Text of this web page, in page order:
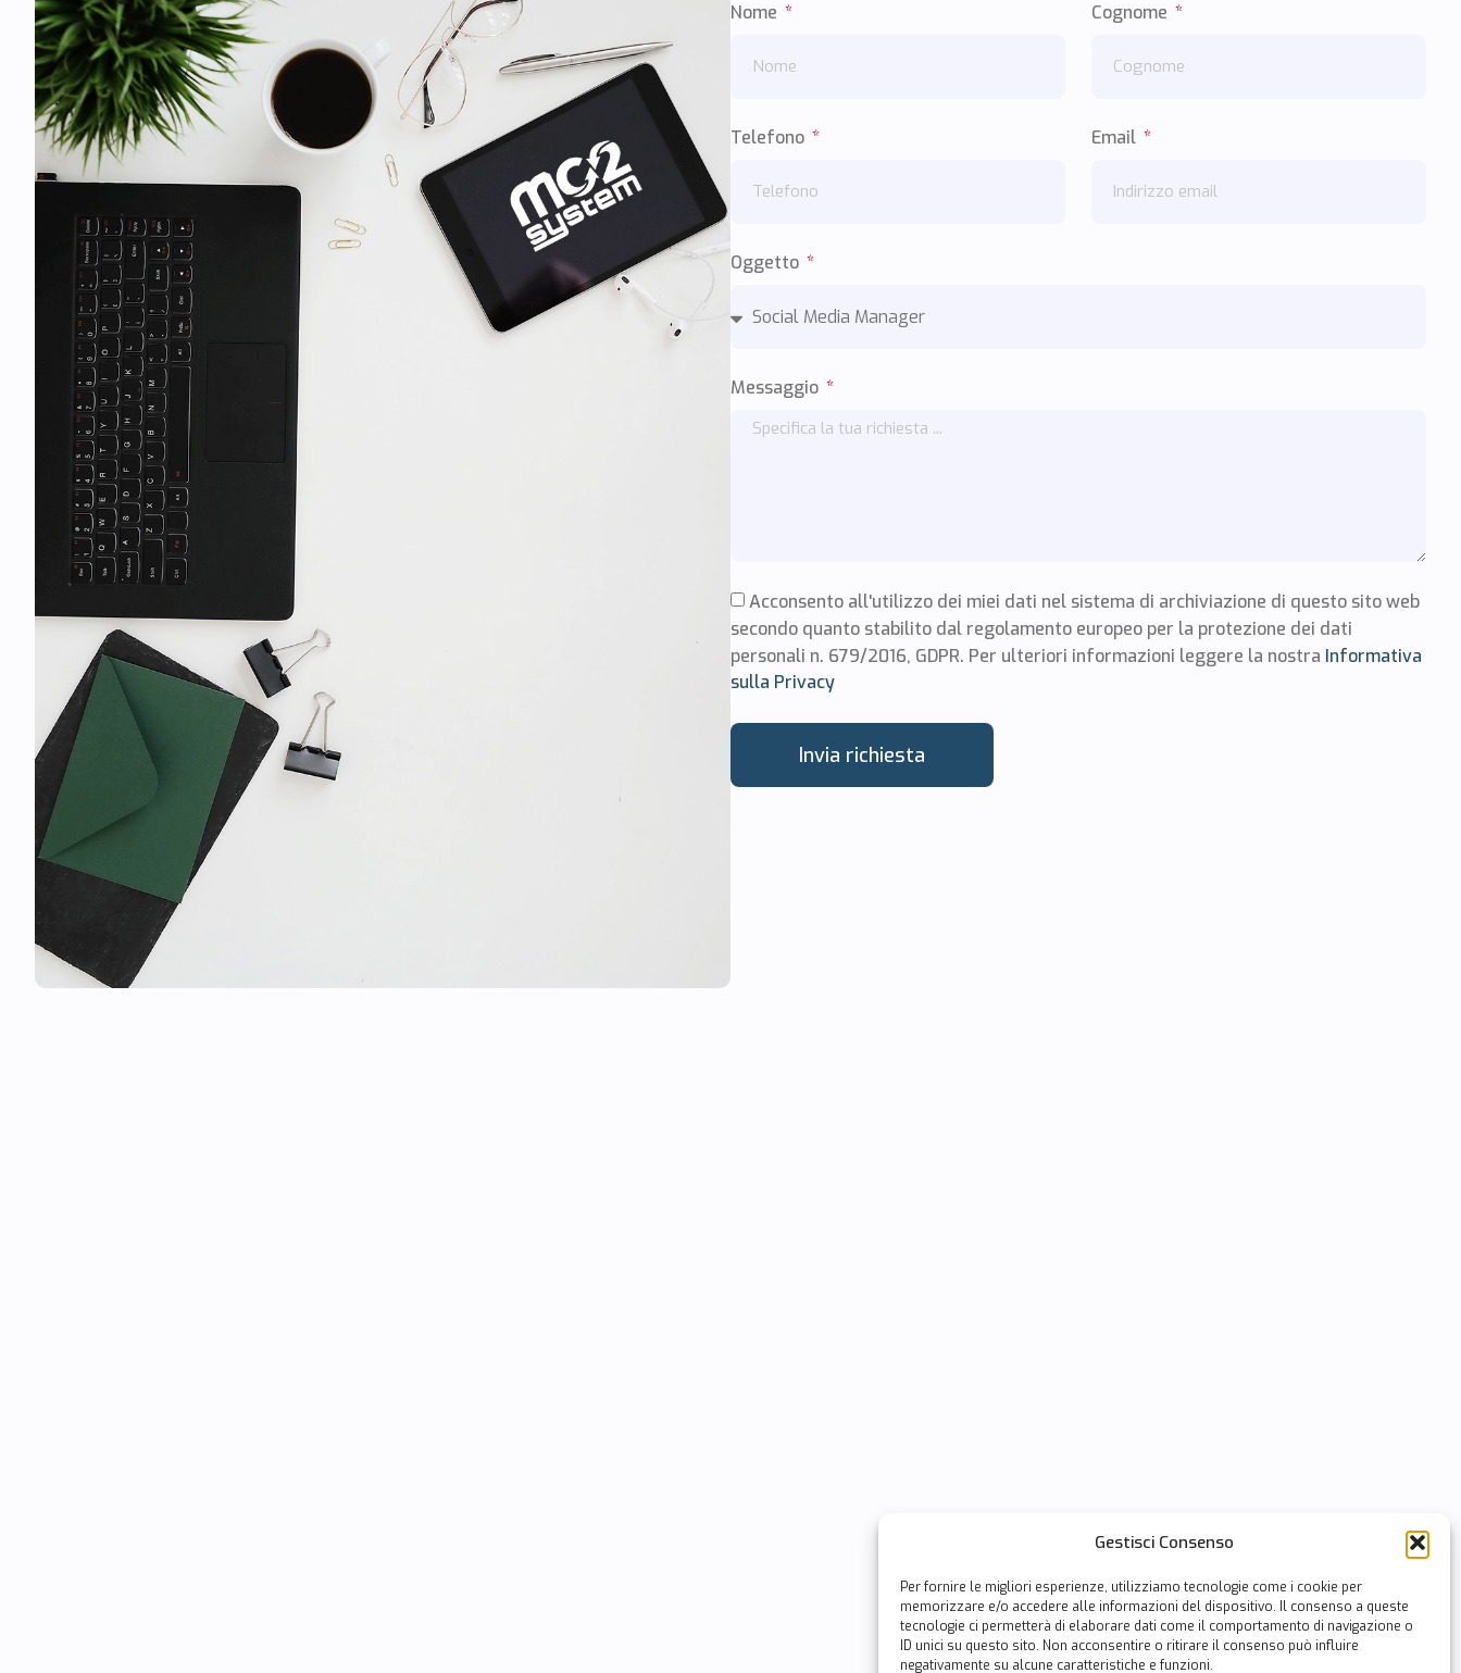
Gestisci Consenso
Per fornire le migliori esperienze, utilizziamo tecnologie come i cookie per
memorizzare e/o accedere alle informazioni del dispositivo. Il consenso a queste
tecnologie ci permetterà di elaborare dati come il comportamento di navigazione o
ID unici su questo sito. Non acconsentire o ritirare il consenso può influire
negativamente su alcune caratteristiche e funzioni.
Nome Cognome
Telefono Email
Oggetto
Messaggio
Acconsento all'utilizzo dei miei dati nel sistema di archiviazione di questo sito web
secondo quanto stabilito dal regolamento europeo per la protezione dei dati
personali n. 679/2016, GDPR. Per ulteriori informazioni leggere la nostra Informativa
sulla Privacy
Invia richiesta